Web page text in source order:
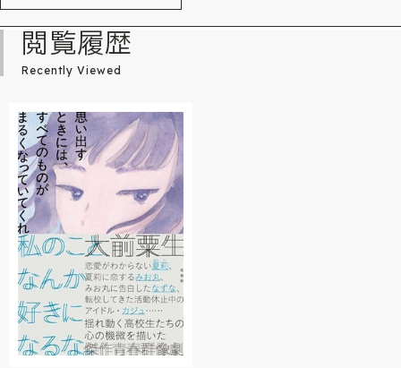
閲覧履歴
Recently Viewed